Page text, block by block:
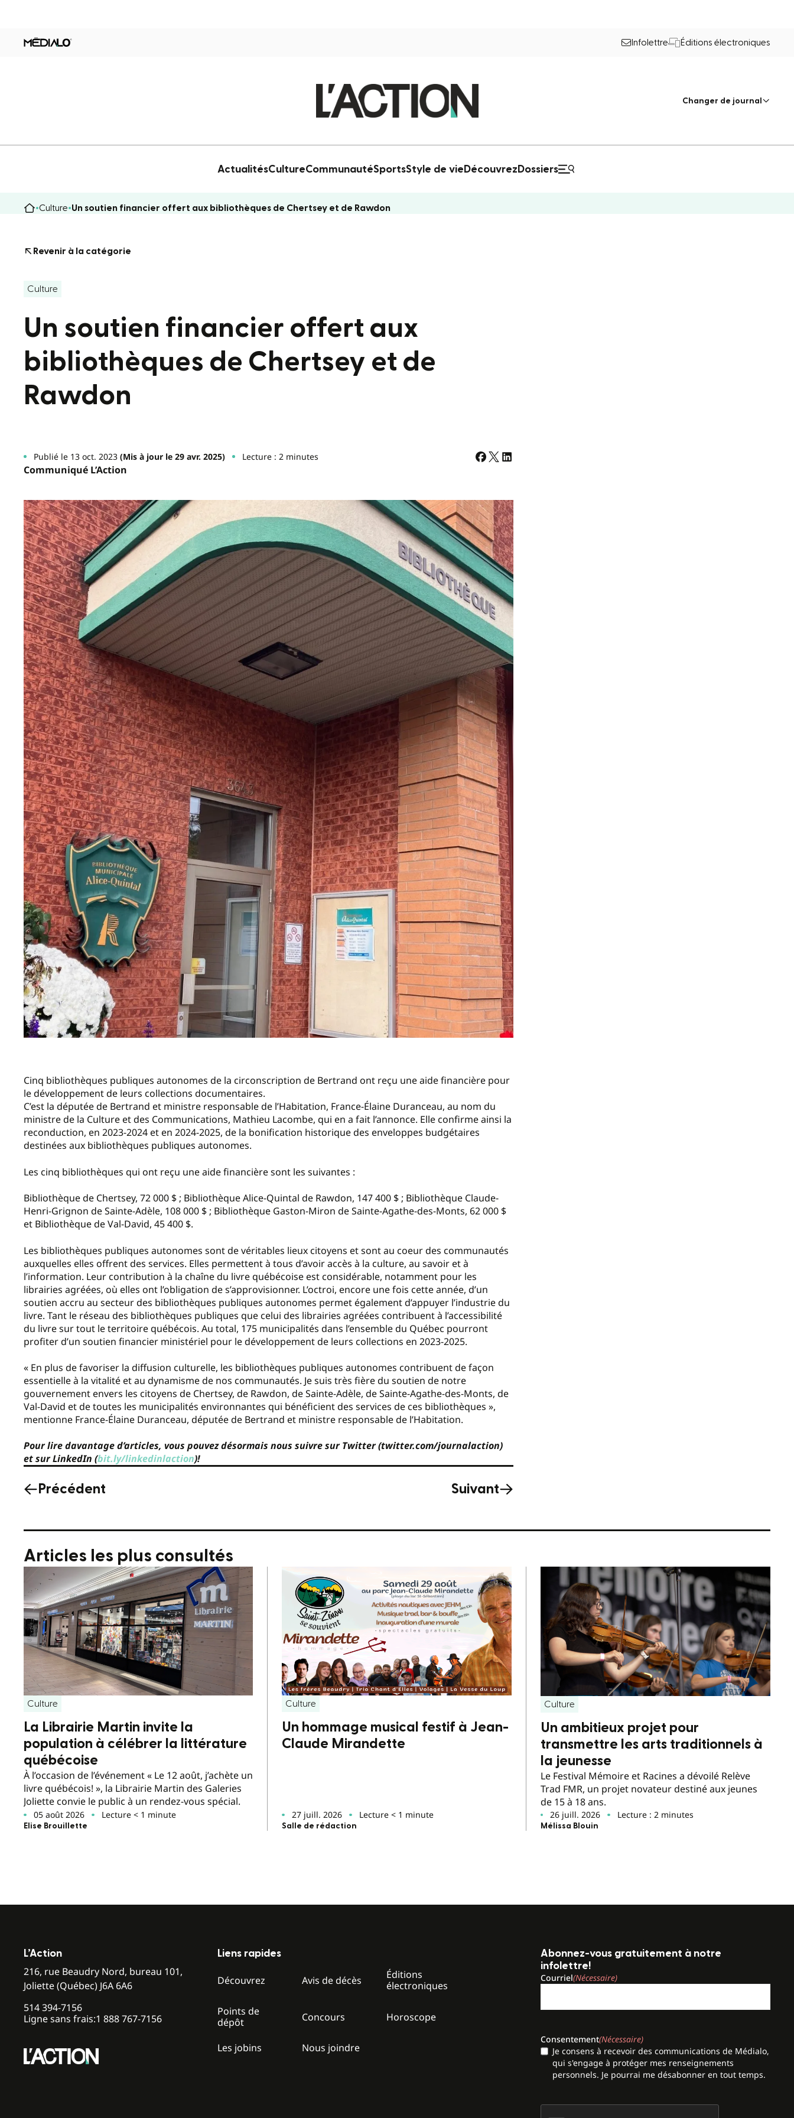
Infolettre Éditions électroniques
Changer de journal
ActualitésCultureCommunautéSportsStyle de vie Découvrez Dossiers
Culture Un soutien financier offert aux bibliothèques de Chertsey et de Rawdon
Revenir à la catégorie
Culture
Un soutien financier offert aux
bibliothèques de Chertsey et de
Rawdon
Publié le 13 oct. 2023(Mis à jour le 29 avr. 2025) Lecture : 2 minutes
Communiqué L’Action
Cinq bibliothèques publiques autonomes de la circonscription de Bertrand ont reçu une aide financière pour
le développement de leurs collections documentaires.
C’est la députée de Bertrand et ministre responsable de l’Habitation, France-Élaine Duranceau, au nom du
ministre de la Culture et des Communications, Mathieu Lacombe, qui en a fait l’annonce. Elle confirme ainsi la
reconduction, en 2023-2024 et en 2024-2025, de la bonification historique des enveloppes budgétaires
destinées aux bibliothèques publiques autonomes.
Les cinq bibliothèques qui ont reçu une aide financière sont les suivantes :
Bibliothèque de Chertsey, 72 000 $ ; Bibliothèque Alice-Quintal de Rawdon, 147 400 $ ; Bibliothèque Claude-
Henri-Grignon de Sainte-Adèle, 108 000 $ ; Bibliothèque Gaston-Miron de Sainte-Agathe-des-Monts, 62 000 $
et Bibliothèque de Val-David, 45 400 $.
Les bibliothèques publiques autonomes sont de véritables lieux citoyens et sont au coeur des communautés
auxquelles elles offrent des services. Elles permettent à tous d’avoir accès à la culture, au savoir et à
l’information. Leur contribution à la chaîne du livre québécoise est considérable, notamment pour les
librairies agréées, où elles ont l’obligation de s’approvisionner. L’octroi, encore une fois cette année, d’un
soutien accru au secteur des bibliothèques publiques autonomes permet également d’appuyer l’industrie du
livre. Tant le réseau des bibliothèques publiques que celui des librairies agréées contribuent à l’accessibilité
du livre sur tout le territoire québécois. Au total, 175 municipalités dans l’ensemble du Québec pourront
profiter d’un soutien financier ministériel pour le développement de leurs collections en 2023-2025.
« En plus de favoriser la diffusion culturelle, les bibliothèques publiques autonomes contribuent de façon
essentielle à la vitalité et au dynamisme de nos communautés. Je suis très fière du soutien de notre
gouvernement envers les citoyens de Chertsey, de Rawdon, de Sainte-Adèle, de Sainte-Agathe-des-Monts, de
Val-David et de toutes les municipalités environnantes qui bénéficient des services de ces bibliothèques »,
mentionne France-Élaine Duranceau, députée de Bertrand et ministre responsable de l’Habitation.
Pour lire davantage d’articles, vous pouvez désormais nous suivre sur Twitter (twitter.com/journalaction)
et sur LinkedIn (bit.ly/linkedinlaction)!
Précédent Suivant
Articles les plus consultés
Culture
La Librairie Martin invite la
population à célébrer la littérature
québécoise
À l’occasion de l’événement « Le 12 août, j’achète un
livre québécois! », la Librairie Martin des Galeries
Joliette convie le public à un rendez-vous spécial.
05 août 2026 Lecture < 1 minute
Elise Brouillette
Culture
Un hommage musical festif à Jean-
Claude Mirandette
27 juill. 2026 Lecture < 1 minute
Salle de rédaction
Culture
Un ambitieux projet pour
transmettre les arts traditionnels à
la jeunesse
Le Festival Mémoire et Racines a dévoilé Relève
Trad FMR, un projet novateur destiné aux jeunes
de 15 à 18 ans.
26 juill. 2026 Lecture : 2 minutes
Mélissa Blouin
L’Action
216, rue Beaudry Nord, bureau 101,
Joliette (Québec) J6A 6A6
514 394-7156
Ligne sans frais:1 888 767-7156
Liens rapides
Découvrez Avis de décès
Éditions
électroniques
Points de
dépôt
Concours Horoscope
Les jobins Nous joindre
Abonnez-vous gratuitement à notre
infolettre!
Courriel(Nécessaire)
Consentement(Nécessaire)
Je consens à recevoir des communications de Médialo,
qui s'engage à protéger mes renseignements
personnels. Je pourrai me désabonner en tout temps.
CAPTCHA